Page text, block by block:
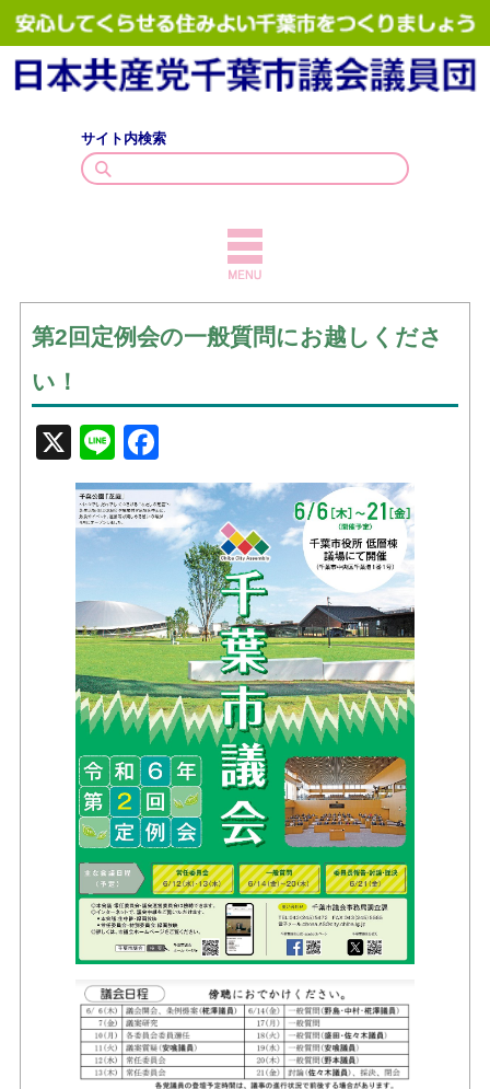
サイト内検索
議会質問
政策・見解
お問い合せ
第2回定例会の一般質問にお越しくださ
い！
X Line